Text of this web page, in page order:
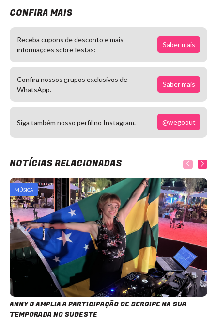
CONFIRA MAIS
Receba cupons de desconto e mais
informações sobre festas:
Saber mais
Confira nossos grupos exclusivos de
WhatsApp.
Saber mais
Siga também nosso perfil no Instagram. @wegoout
NOTÍCIAS RELACIONADAS
MÚSICA
ANNY B AMPLIA A PARTICIPAÇÃO DE SERGIPE NA SUA
TEMPORADA NO SUDESTE